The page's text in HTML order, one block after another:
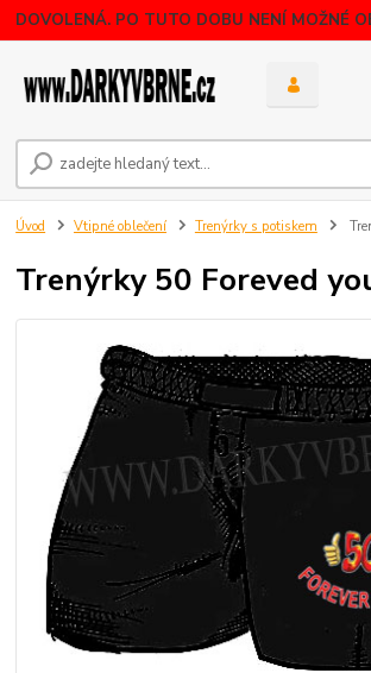
DOVOLENÁ. PO TUTO DOBU NENÍ MOŽNÉ
Úvod Vtipné oblečení Trenýrky s potiskem
Trenýrky 50 Foreved